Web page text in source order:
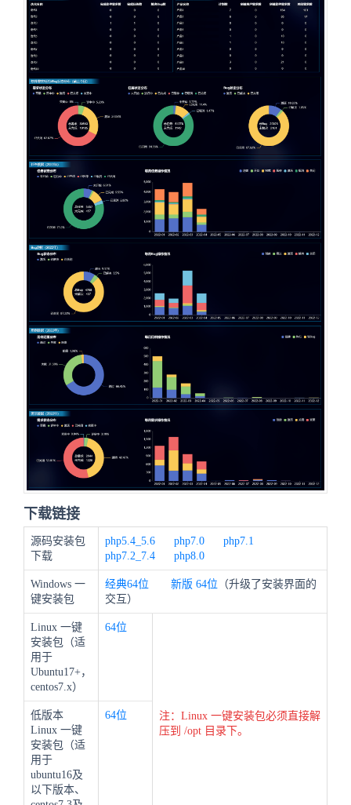
下载链接
源码安装包
下载
php5.4_5.6 php7.0
php7.1
php7.2_7.4
php8.0
Windows 一
键安装包
经典64位 新版 64位 （升级了安装界面的
交互）
Linux 一键
安装包（适
用于
Ubuntu17+，
centos7.x）
64位
注：Linux 一键安装包必须直接解
压到 /opt 目录下。
低版本
Linux 一键
安装包（适
用于
ubuntu16及
以下版本、
64位